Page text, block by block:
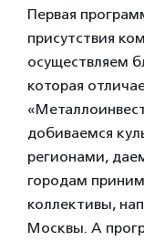
Первая
присутствия
осуществляем
которая
добиваемся
регионами,
городам
коллективы,
Москвы. А